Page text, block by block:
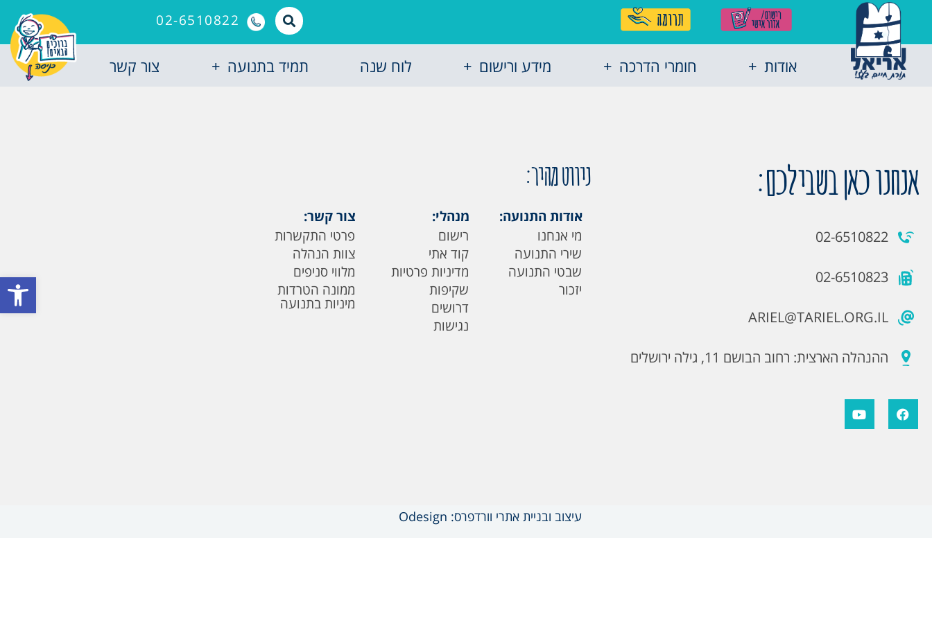
פתח
02-6510822
אודות חומרי הדרכה מידע ורישום לוח שנה תמיד בתנועה צור קשר
אנחנו כאן בשבילכם:
02-6510822
02-6510823
ARIEL@TARIEL.ORG.IL
ההנהלה הארצית: רחוב הבושם 11, גילה ירושלים
ניווט מהיר:
אודות התנועה:
מי אנחנו
שירי התנועה
שבטי התנועה
יזכור
מנהלי:
רישום
קוד אתי
מדיניות פרטיות
שקיפות
דרושים
נגישות
צור קשר:
פרטי התקשרות
צוות הנהלה
מלווי סניפים
ממונה הטרדות
מיניות בתנועה
עיצוב ובניית אתרי וורדפרס: Odesign